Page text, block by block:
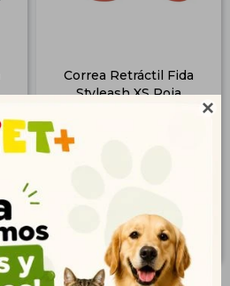

Correa Retráctil Fida
Styleash XS Roja
$ 788